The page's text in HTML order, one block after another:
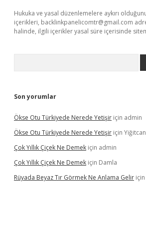
Hukuka ve yasal düzenlemelere aykırı
içerikleri, backlinkpanelicomtr@gmail.com
halinde, ilgili içerikler yasal süre içerisinde
Son yorumlar
Ökse Otu Türkiyede Nerede Yetişir için admin
Ökse Otu Türkiyede Nerede Yetişir için Yiğitcan
Çok Yıllık Çiçek Ne Demek için admin
Çok Yıllık Çiçek Ne Demek için Damla
Rüyada Beyaz Tır Görmek Ne Anlama Gelir için